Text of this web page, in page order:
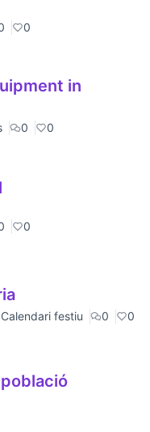
0
in
0 0
0
Calendari festiu 0 0